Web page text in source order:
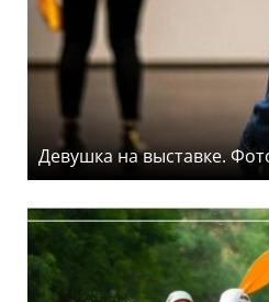
Девушка на выставке.